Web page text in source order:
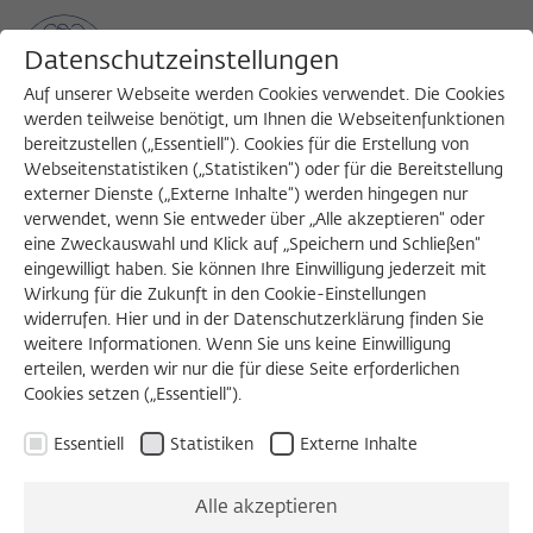
MENU
Search
Obituarium
Juni 2026 Carlo Ginzburg1996/1997
Juni 2026
Dieter Wunderlich1991/1992
Mai 2026
Edgar Morin1991/1992
Mai 2026
Thomas Hauschild2007/2008
Mai 2026
Leo Montada
April 2026
Richard Hauser 2001/2002
t3://record?
identifier=fellows&uid=2439
Roberto Zapperi1997/1998
Datenschutzeinstellungen
Auf unserer Webseite werden Cookies verwendet. Die Cookies
werden teilweise benötigt, um Ihnen die Webseitenfunktionen
bereitzustellen („Essentiell“). Cookies für die Erstellung von
Webseitenstatistiken („Statistiken“) oder für die Bereitstellung
externer Dienste („Externe Inhalte“) werden hingegen nur
verwendet, wenn Sie entweder über „Alle akzeptieren“ oder
eine Zweckauswahl und Klick auf „Speichern und Schließen“
eingewilligt haben. Sie können Ihre Einwilligung jederzeit mit
Wirkung für die Zukunft in den Cookie-Einstellungen
widerrufen. Hier und in der Datenschutzerklärung finden Sie
weitere Informationen. Wenn Sie uns keine Einwilligung
erteilen, werden wir nur die für diese Seite erforderlichen
Cookies setzen („Essentiell“).
Essentiell Statistiken Externe Inhalte
Alle akzeptieren